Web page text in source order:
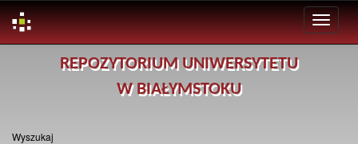
REPOZYTORIUM UNIWERSYTETU
W BIAŁYMSTOKU
Wyszukaj